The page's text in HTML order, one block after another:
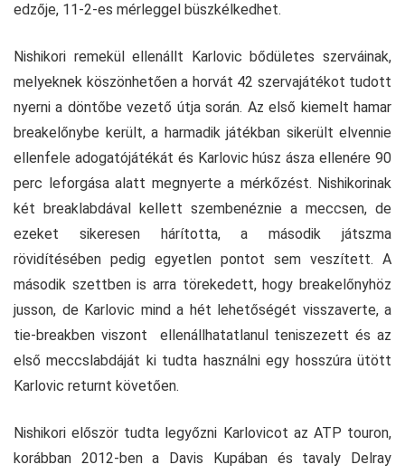
edzője, 11-2-es mérleggel büszkélkedhet.
Nishikori remekül ellenállt Karlovic bődületes szerváinak,
melyeknek köszönhetően a horvát 42 szervajátékot tudott
nyerni a döntőbe vezető útja során. Az első kiemelt hamar
breakelőnybe került, a harmadik játékban sikerült elvennie
ellenfele adogatójátékát és Karlovic húsz ásza ellenére 90
perc leforgása alatt megnyerte a mérkőzést. Nishikorinak
két breaklabdával kellett szembenéznie a meccsen, de
ezeket sikeresen hárította, a második játszma
rövidítésében pedig egyetlen pontot sem veszített. A
második szettben is arra törekedett, hogy breakelőnyhöz
jusson, de Karlovic mind a hét lehetőségét visszaverte, a
tie-breakben viszont ellenállhatatlanul teniszezett és az
első meccslabdáját ki tudta használni egy hosszúra ütött
Karlovic returnt követően.
Nishikori először tudta legyőzni Karlovicot az ATP touron,
korábban 2012-ben a Davis Kupában és tavaly Delray